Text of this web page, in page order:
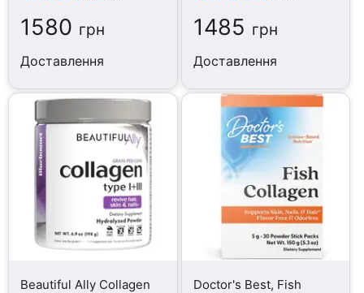
1580 грн
Доставлення
1485 грн
Доставлення
Beautiful Ally Collagen
Doctor's Best, Fish